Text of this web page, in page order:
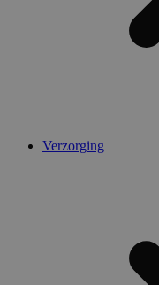
Verzorging